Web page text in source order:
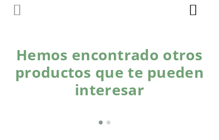
Hemos encontrado otros
productos que te pueden
interesar